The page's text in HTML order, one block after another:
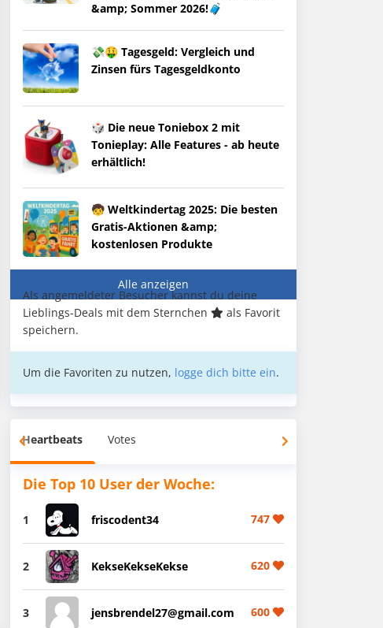
&amp; Sommer 2026!🧳
💸🤑 Tagesgeld: Vergleich und
Zinsen fürs Tagesgeldkonto
🎲 Die neue Toniebox 2 mit
Tonieplay: Alle Features - ab heute
erhältlich!
🧒 Weltkindertag 2025: Die besten
Gratis-Aktionen &amp;
kostenlosen Produkte
Alle anzeigen
Als angemeldeter Besucher kannst du deine
Lieblings-Deals mit dem Sternchen
als Favorit
speichern.
Um die Favoriten zu nutzen, logge dich bitte ein.
Heartbeats Votes
Die Top 10 User der Woche:
1 friscodent34 747
2 KekseKekseKekse 620
3 jensbrendel27@gmail.com 600